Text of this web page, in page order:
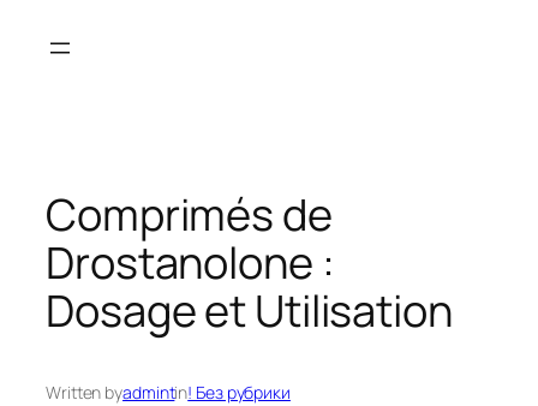
Comprimés de
Drostanolone :
Dosage et Utilisation
Written byadmintin! Без рубрики